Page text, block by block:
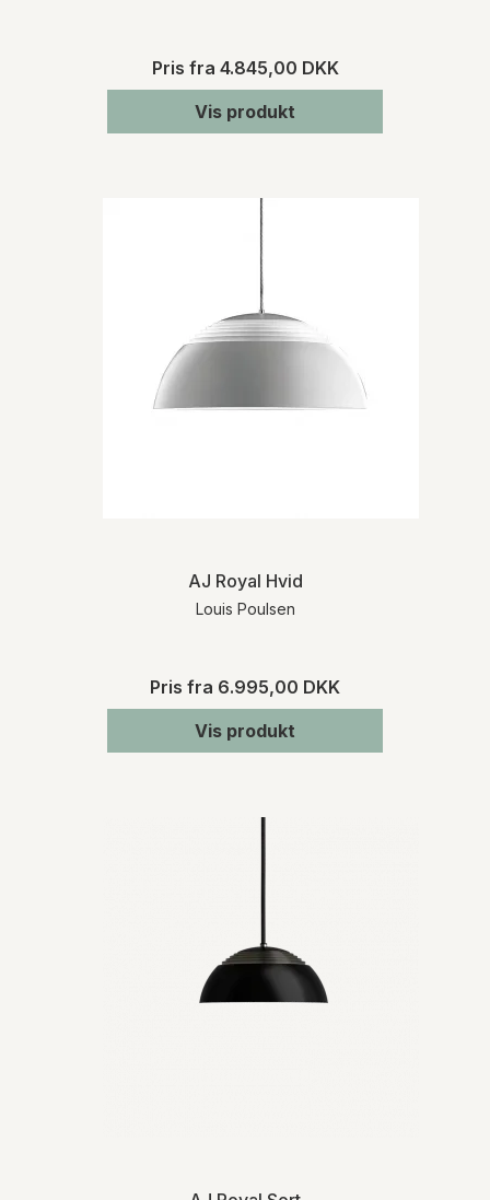
Pris fra 4.845,00 DKK
Vis produkt
AJ Royal Hvid
Louis Poulsen
Pris fra 6.995,00 DKK
Vis produkt